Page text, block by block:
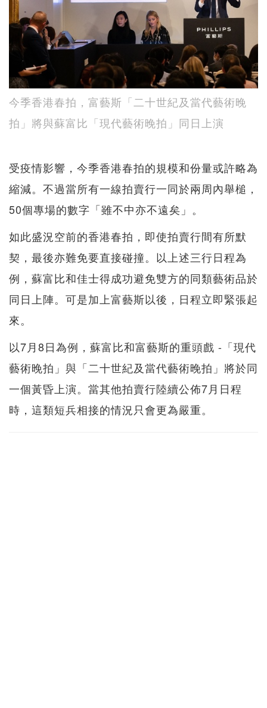
今季香港春拍，富藝斯「二十世紀及當代藝術晚
拍」將與蘇富比「現代藝術晚拍」同日上演
受疫情影響，今季香港春拍的規模和份量或許略為
縮減。不過當所有一線拍賣行一同於兩周內舉槌，
50個專場的數字「雖不中亦不遠矣」。
如此盛況空前的香港春拍，即使拍賣行間有所默
契，最後亦難免要直接碰撞。以上述三行日程為
例，蘇富比和佳士得成功避免雙方的同類藝術品於
同日上陣。可是加上富藝斯以後，日程立即緊張起
來。
以7月8日為例，蘇富比和富藝斯的重頭戲 -「現代
藝術晚拍」與「二十世紀及當代藝術晚拍」將於同
一個黃昏上演。當其他拍賣行陸續公佈7月日程
時，這類短兵相接的情況只會更為嚴重。